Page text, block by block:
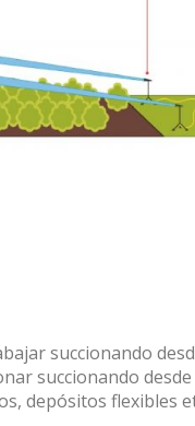
succionando
succionando
depósitos flexibles